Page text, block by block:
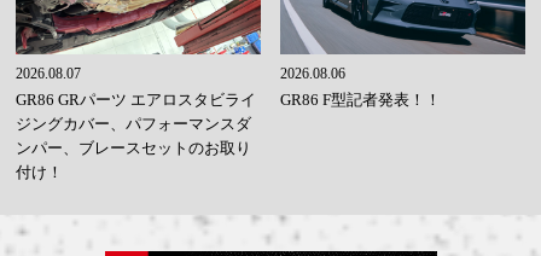
2026.08.07
GR86 GRパーツ エアロスタビライ
ジングカバー、パフォーマンスダ
ンパー、ブレースセットのお取り
付け！
2026.08.06
GR86 F型記者発表！！